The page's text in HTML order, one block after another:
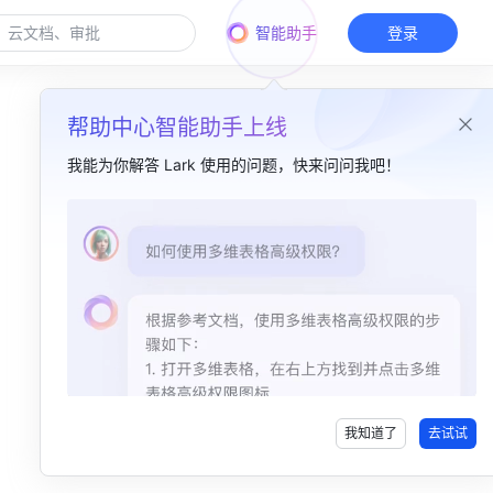
智能助手
帮助中心智能助手上线
我能为你解答 Lark 使用的问题，快来问问我吧！
我知道了 去试试
登录
二、函数解读​
三、操作步骤​